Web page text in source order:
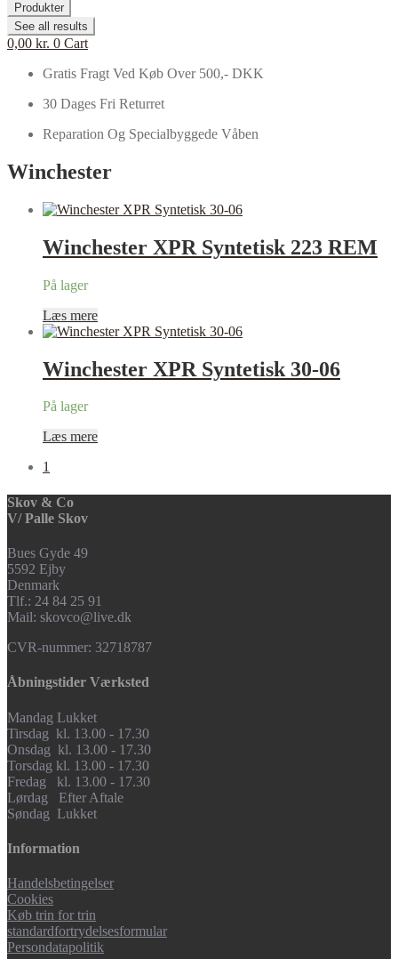
Produkter
See all results
0,00 kr. 0 Cart
Gratis Fragt Ved Køb Over 500,- DKK
30 Dages Fri Returret
Reparation Og Specialbyggede Våben
Winchester
Winchester XPR Syntetisk 223 REM
På lager
Læs mere
Winchester XPR Syntetisk 30-06
På lager
Læs mere
1
Skov & Co
V/ Palle Skov
Bues Gyde 49
5592 Ejby
Denmark
Tlf.: 24 84 25 91
Mail: skovco@live.dk
CVR-nummer: 32718787
Åbningstider Værksted
Mandag Lukket
Tirsdag kl. 13.00 - 17.30
Onsdag kl. 13.00 - 17.30
Torsdag kl. 13.00 - 17.30
Fredag kl. 13.00 - 17.30
Lørdag Efter Aftale
Søndag Lukket
Information
Handelsbetingelser
Cookies
Køb trin for trin
standardfortrydelsesformular
Persondatapolitik